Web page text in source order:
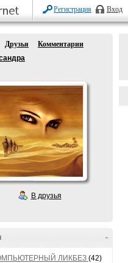
Регистрация Вход
Друзья
Комментарии
В друзья
-
ЛИКБЕЗ (42)